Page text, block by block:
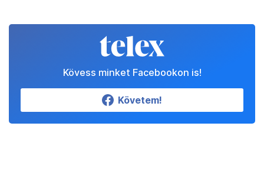
Kövess minket Facebookon is!
Követem!